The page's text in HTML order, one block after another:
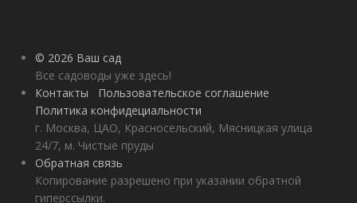
© 2026 Ваш сад
Все садоводы уже здесь!
Контакты
Пользовательское соглашение
Политика конфидециальности
г. Москва, ЦАО, Красносельский, Мясницкая улица
24/7, м. Чистые пруды
Обратная связь
Копирование разрешено при указании обратной
гиперссылки.